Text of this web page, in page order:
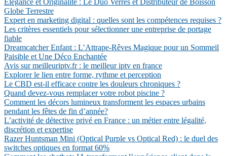
Élégance et Originalité : Le Duo Verres et Distributeur de Boisson
Globe Terrestre
Expert en marketing digital : quelles sont les compétences requises ?
Les critères essentiels pour sélectionner une entreprise de portage
fiable
Dreamcatcher Enfant : L’Attrape-Rêves Magique pour un Sommeil
Paisible et Une Déco Enchantée
Avis sur meilleuriptv.fr : le meilleur iptv en france
Explorer le lien entre forme, rythme et perception
Le CBD est-il efficace contre les douleurs chroniques ?
Quand devez-vous remplacer votre robot piscine ?
Comment les décors lumineux transforment les espaces urbains
pendant les fêtes de fin d’année?
L’activité de détective privé en France : un métier entre légalité,
discrétion et expertise
Razer Huntsman Mini (Optical Purple vs Optical Red) : le duel des
switches optiques en format 60%